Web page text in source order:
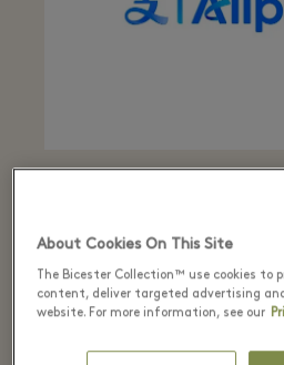
From 5 to 25 February, be
lucky draw vouchers worth
when you shop in the
3,000 and receive
About Cookies On This Site
The Bicester Collection™ use cookies to
content, deliver targeted advertising
website. For more information, see our